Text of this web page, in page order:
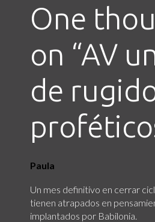
One
on “AV
de
Paula
Un mes definitivo en cerrar
tienen atrapados en
implantados por Babilonia.